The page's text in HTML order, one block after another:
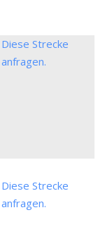
Diese Strecke
anfragen.
Diese Strecke
anfragen.